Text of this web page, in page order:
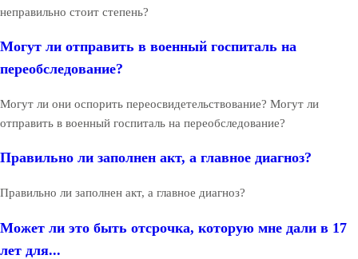
неправильно стоит степень?
Могут ли отправить в военный госпиталь на
переобследование?
Могут ли они оспорить переосвидетельствование? Могут ли
отправить в военный госпиталь на переобследование?
Правильно ли заполнен акт, а главное диагноз?
Правильно ли заполнен акт, а главное диагноз?
Может ли это быть отсрочка, которую мне дали в 17
лет для...